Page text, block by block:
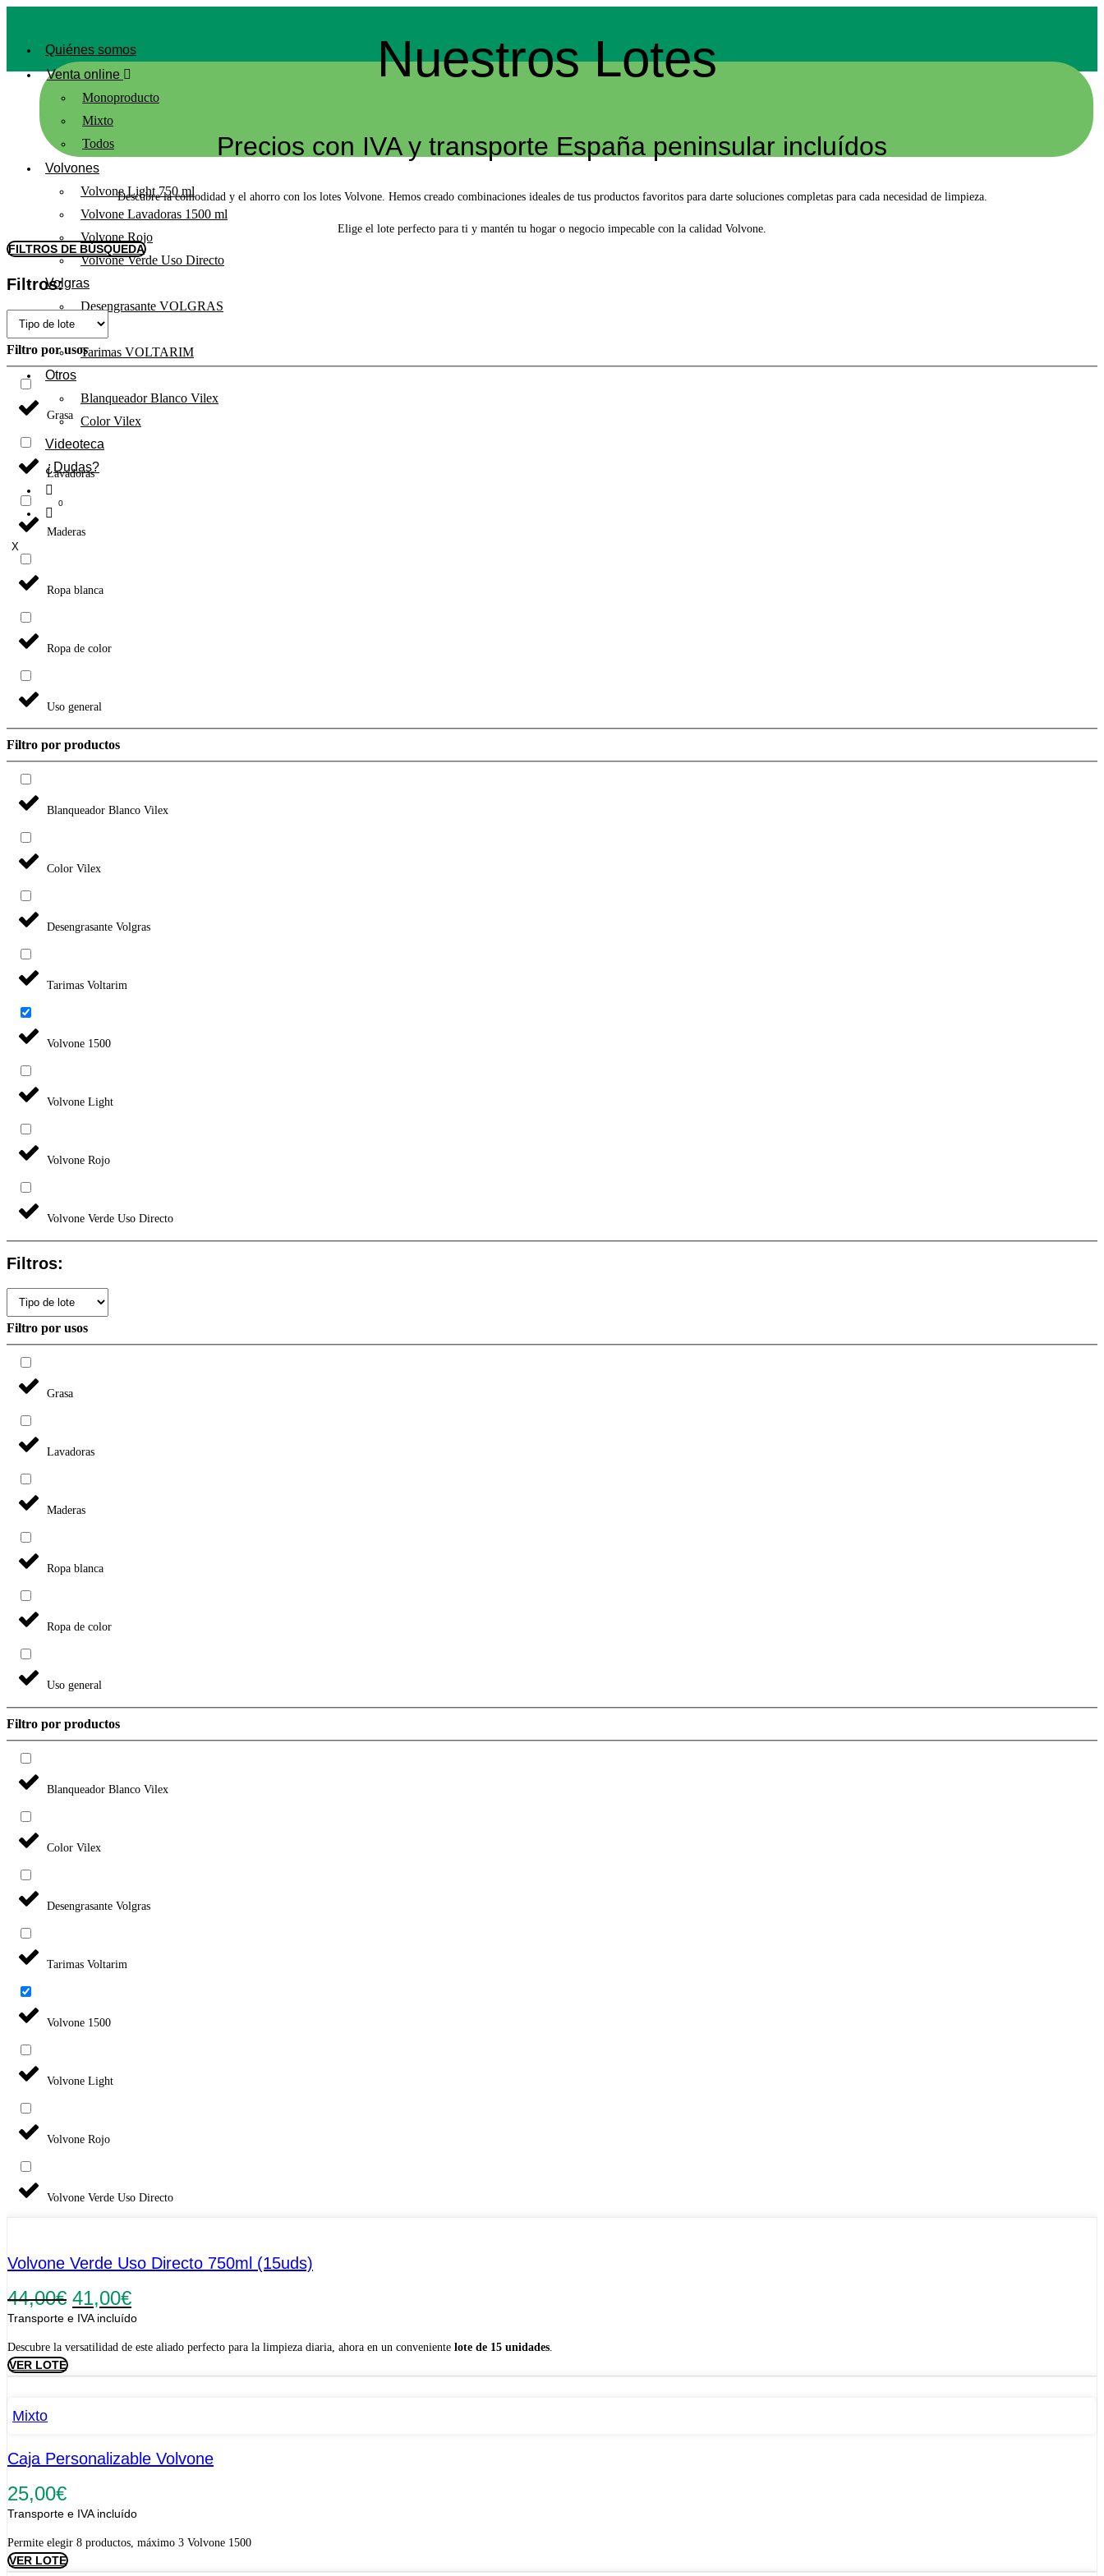
contenido
Quiénes somos
Venta online
Monoproducto
Mixto
Todos
Volvones
Volvone Light 750 ml
Volvone Lavadoras 1500 ml
Volvone Rojo
Volvone Verde Uso Directo
Volgras
Desengrasante VOLGRAS
Voltarim
Tarimas VOLTARIM
Otros
Blanqueador Blanco Vilex
Color Vilex
Videoteca
¿Dudas?
X
Nuestros Lotes
Precios con IVA y transporte España peninsular incluídos
Descubre la comodidad y el ahorro con los lotes Volvone. Hemos creado combinaciones ideales de tus productos favoritos para darte soluciones completas para cada necesidad de limpieza.
Elige el lote perfecto para ti y mantén tu hogar o negocio impecable con la calidad Volvone.
FILTROS DE BÚSQUEDA
Filtros:
Filtro por usos
Grasa
Lavadoras
Maderas
Ropa blanca
Ropa de color
Uso general
Filtro por productos
Blanqueador Blanco Vilex
Color Vilex
Desengrasante Volgras
Tarimas Voltarim
Volvone 1500
Volvone Light
Volvone Rojo
Volvone Verde Uso Directo
Filtros:
Filtro por usos
Grasa
Lavadoras
Maderas
Ropa blanca
Ropa de color
Uso general
Filtro por productos
Blanqueador Blanco Vilex
Color Vilex
Desengrasante Volgras
Tarimas Voltarim
Volvone 1500
Volvone Light
Volvone Rojo
Volvone Verde Uso Directo
Volvone Verde Uso Directo 750ml (15uds)
44,00€ El
precio
era:
44,00€.
41,00€El
precio
es:
41,00€.
Transporte e IVA incluído
Descubre la versatilidad de este aliado perfecto para la limpieza diaria, ahora en un conveniente lote de 15 unidades
VER LOTE
Mixto
Caja Personalizable Volvone
25,00€
Transporte e IVA incluído
Permite elegir 8 productos, máximo 3 Volvone 1500
VER LOTE